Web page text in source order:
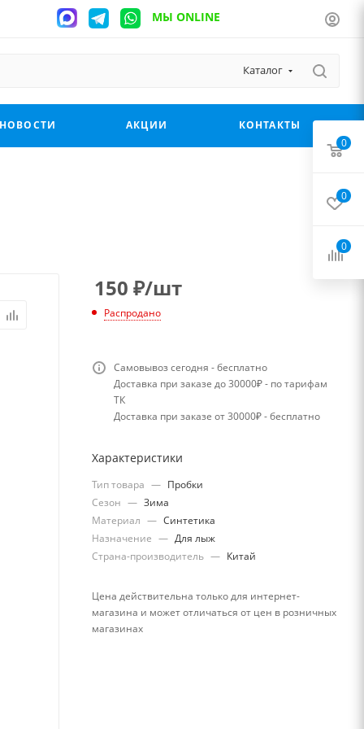
МЫ ONLINE
Каталог
АКЦИИ КОНТАКТЫ
150 ₽/шт
Распродано
Самовывоз сегодня - бесплатно
Доставка при заказе до 30000₽ - по тарифам
ТК
Доставка при заказе от 30000₽ - бесплатно
Характеристики
Тип товара — Пробки
Сезон — Зима
Материал — Синтетика
Назначение — Для лыж
Страна-производитель — Китай
Цена действительна только для интернет-
магазина и может отличаться от цен в розничных
магазинах
0
0
0